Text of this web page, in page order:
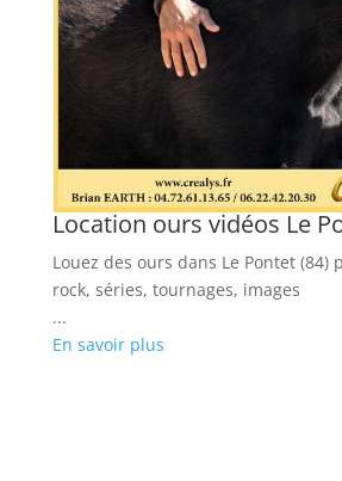
Location ours vidéos Le
Louez des ours dans Le Pontet (84)
rock, séries, tournages, images
...
En savoir plus